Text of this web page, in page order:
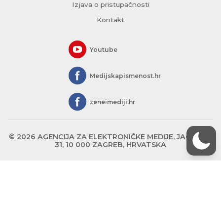
Izjava o pristupačnosti
Kontakt
Youtube
Medijskapismenost.hr
zeneimediji.hr
© 2026 AGENCIJA ZA ELEKTRONIČKE MEDIJE, JAGIĆEVA
31, 10 000 ZAGREB, HRVATSKA